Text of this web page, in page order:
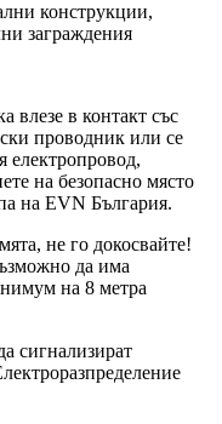
конструкции,
заграждения
влезе в контакт със
проводник или се
електропровод,
на безопасно място
на EVN България.
не го докосвайте!
да има
на 8 метра
сигнализират